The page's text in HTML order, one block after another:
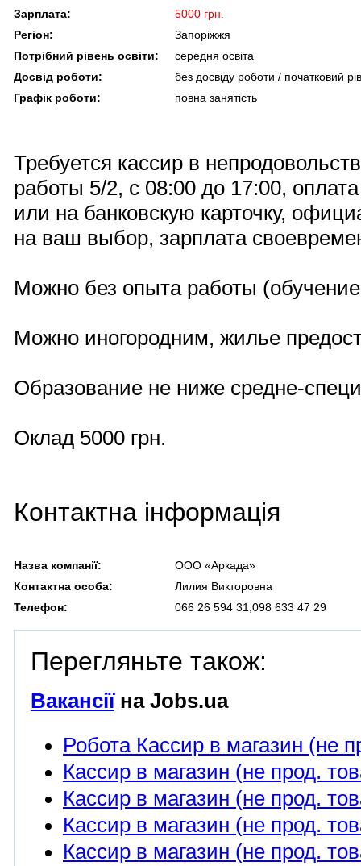
Зарплата:
5000 грн.
Регіон:
Запоріжжя
Потрібний рівень освіти:
середня освіта
Досвід роботи:
без досвіду роботи / початковий
Графік роботи:
повна занятість
Требуется кассир в
работы 5/2, с 08:00 до 17:00,
или на банковскую карточку,
на ваш выбор, зарплата
Можно без опыта работы (обучение
Можно иногородним, жилье
Образование не ниже средне-
Оклад 5000 грн.
Контактна інформація
Назва компанії:
ООО «Аркада»
Контактна особа:
Лилия Викторовна
Телефон:
066 26 594 31,098 633 47 29
Перегляньте також:
Вакансіїна Jobs.ua
Робота Кассир в магазин (не
Кассир в магазин (не прод.
Кассир в магазин (не прод.
Кассир в магазин (не прод.
Кассир в магазин (не прод.